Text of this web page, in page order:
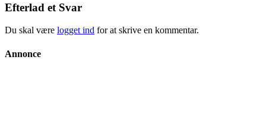
Efterlad et Svar
Du skal være logget ind for at skrive en kommentar.
Annonce